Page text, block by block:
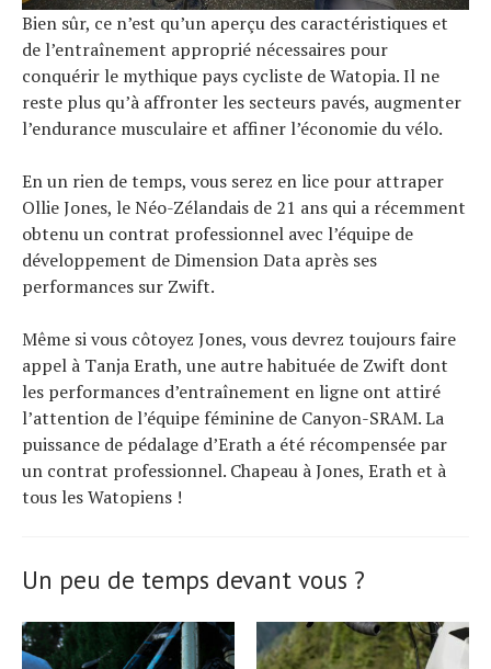
Bien sûr, ce n’est qu’un aperçu des caractéristiques et
de l’entraînement approprié nécessaires pour
conquérir le mythique pays cycliste de Watopia. Il ne
reste plus qu’à affronter les secteurs pavés, augmenter
l’endurance musculaire et affiner l’économie du vélo.
En un rien de temps, vous serez en lice pour attraper
Ollie Jones, le Néo-Zélandais de 21 ans qui a récemment
obtenu un contrat professionnel avec l’équipe de
développement de Dimension Data après ses
performances sur Zwift.
Même si vous côtoyez Jones, vous devrez toujours faire
appel à Tanja Erath, une autre habituée de Zwift dont
les performances d’entraînement en ligne ont attiré
l’attention de l’équipe féminine de Canyon-SRAM. La
puissance de pédalage d’Erath a été récompensée par
un contrat professionnel. Chapeau à Jones, Erath et à
tous les Watopiens !
Un peu de temps devant vous ?